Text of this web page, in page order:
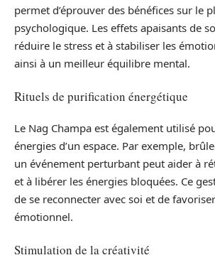
permet d’éprouver des bénéfices sur le
psychologique. Les effets apaisants de
réduire le stress et à stabiliser les
ainsi à un meilleur équilibre mental.
Rituels de purification énergétique
Le Nag Champa est également utilisé
énergies d’un espace. Par exemple,
un événement perturbant peut aider à
et à libérer les énergies bloquées. Ce
de se reconnecter avec soi et de
émotionnel.
Stimulation de la créativité